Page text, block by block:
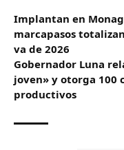
Implantan en
marcapasos
va de 2026
Gobernador Luna
joven» y otorga 100
productivos